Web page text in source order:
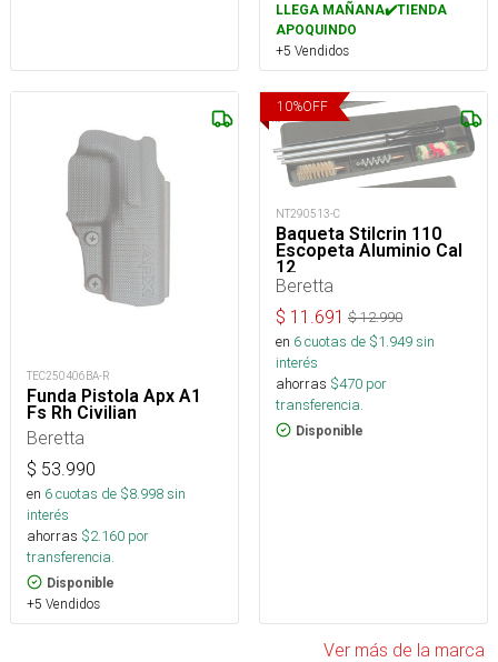
LLEGA MAÑANA✔️TIENDA
APOQUINDO
+5 Vendidos
TEC250406BA-R
Funda Pistola Apx A1
Fs Rh Civilian
Beretta
$ 53.990
en 6cuotas de $8.998sin
interés
ahorras $2.160 por
transferencia.
Disponible
+5 Vendidos
10%OFF
NT290513-C
Baqueta Stilcrin 110
Escopeta Aluminio Cal
12
Beretta
$ 11.691 $12.990
en 6cuotas de $1.949sin
interés
ahorras $470 por
transferencia.
Disponible
Ver más de la marca